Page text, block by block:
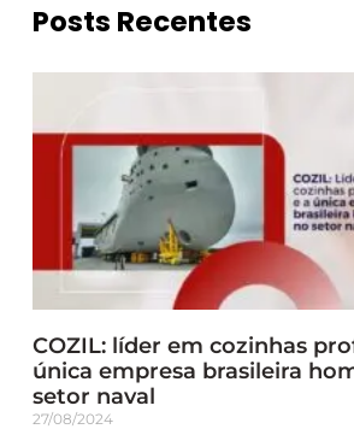
Posts Recentes
COZIL: líder em cozinhas
única empresa brasileira
setor naval
27/08/2024